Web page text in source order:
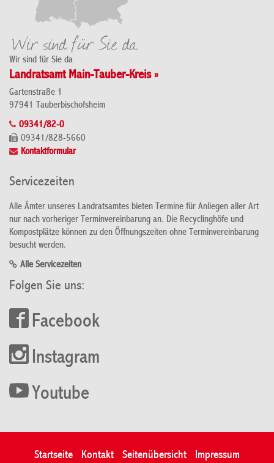
Wir sind für Sie da
Landratsamt Main-Tauber-Kreis »
Gartenstraße 1
97941 Tauberbischofsheim
09341/82-0
09341/828-5660
Kontaktformular
Servicezeiten
Alle Ämter unseres Landratsamtes bieten Termine für Anliegen aller Art
nur nach vorheriger Terminvereinbarung an. Die Recyclinghöfe und
Kompostplätze können zu den Öffnungszeiten ohne Terminvereinbarung
besucht werden.
Alle Servicezeiten
Folgen Sie uns:
Facebook
Instagram
Youtube
Startseite Kontakt Seitenübersicht Impressum